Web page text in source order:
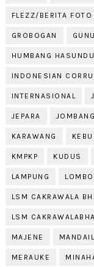
FLEZZ/BERITA FOTO
GROBOGAN
HUMBANG
INDONESIAN
INTERNASIONAL
JEPARA JOMBANG
KARAWANG
KMPKP KUDUS
LAMPUNG
LSM CAKRAWALA
LSM
MAJENE
MERAUKE